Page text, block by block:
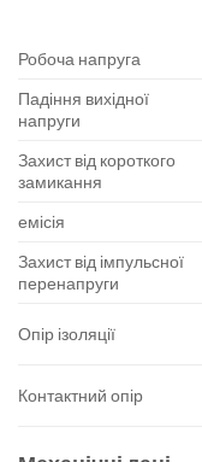
Робоча напруга
Падіння вихідної
напруги
Захист від короткого
замикання
емісія
Захист від імпульсної
перенапруги
Опір ізоляції
Контактний опір